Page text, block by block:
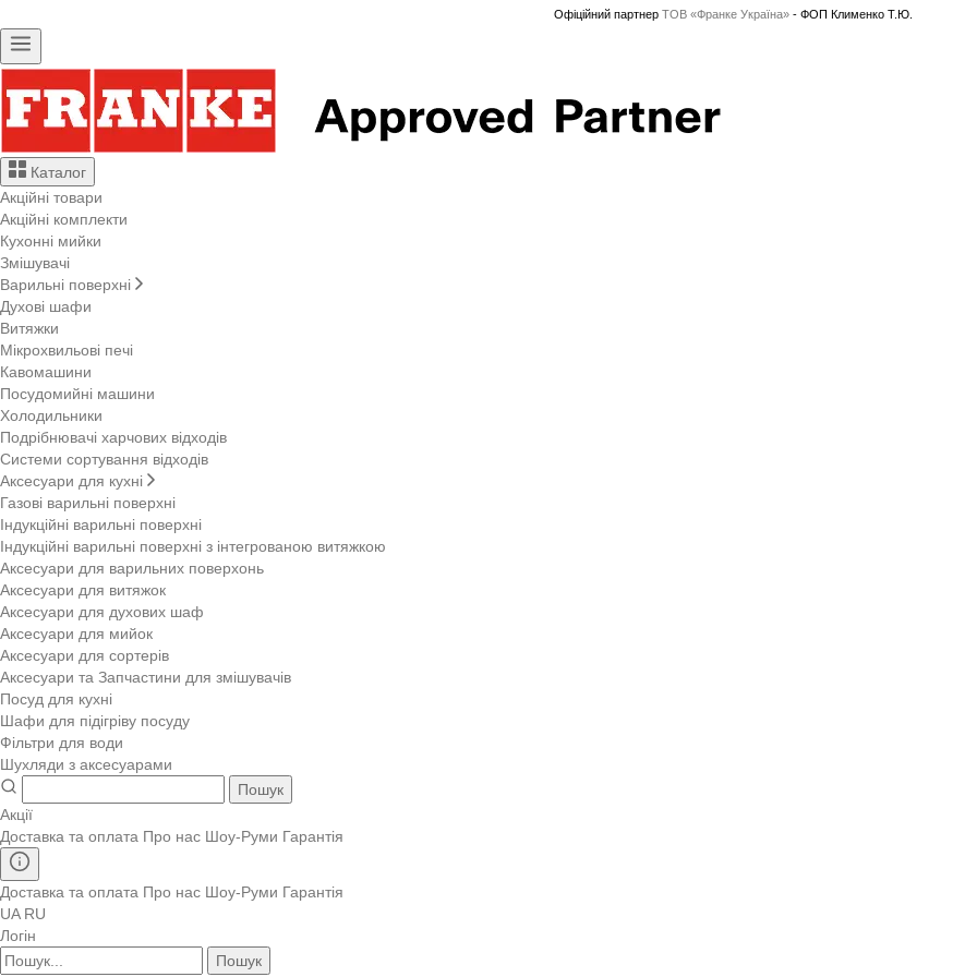
Офіційний партнер ТОВ «Франке Україна»- ФОП Клименко Т.Ю.
Каталог
Акційні товари
Акційні комплекти
Кухонні мийки
Змішувачі
Варильні поверхні
Духові шафи
Витяжки
Мікрохвильові печі
Кавомашини
Посудомийні машини
Холодильники
Подрібнювачі харчових відходів
Системи сортування відходів
Аксесуари для кухні
Газові варильні поверхні
Індукційні варильні поверхні
Індукційні варильні поверхні з інтегрованою витяжкою
Аксесуари для варильних поверхонь
Аксесуари для витяжок
Аксесуари для духових шаф
Аксесуари для мийок
Аксесуари для сортерів
Аксесуари та Запчастини для змішувачів
Посуд для кухні
Шафи для підігріву посуду
Фільтри для води
Шухляди з аксесуарами
Пошук
Акції
Доставка та оплата Про нас Шоу-Руми Гарантія
Доставка та оплата Про нас Шоу-Руми Гарантія
UA RU
Логін
Пошук